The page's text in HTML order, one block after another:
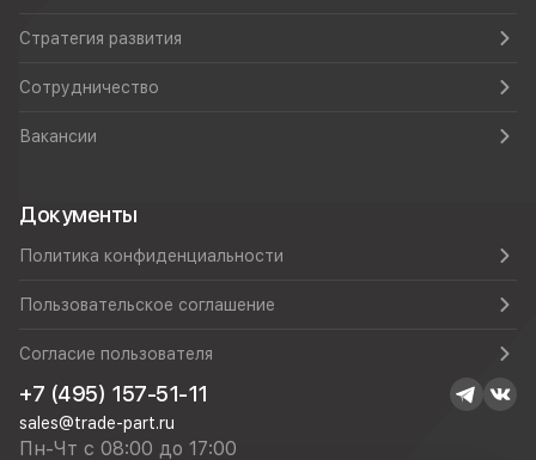
Стратегия развития
Сотрудничество
Вакансии
Документы
Политика конфиденциальности
Пользовательское соглашение
Согласие пользователя
+7 (495) 157-51-11
sales@trade-part.ru
Пн-Чт с 08:00 до 17:00